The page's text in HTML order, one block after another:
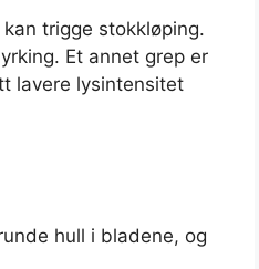
trigge stokkløping.
Et annet grep er
lavere lysintensitet
hull i bladene, og